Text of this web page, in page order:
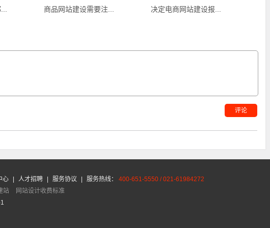
商品网站建设需要注... 决定电商网站建设报...
心 人才招聘 服务协议 服务热线： 400-651-5550 / 021-61984272
站
网站设计收费标准